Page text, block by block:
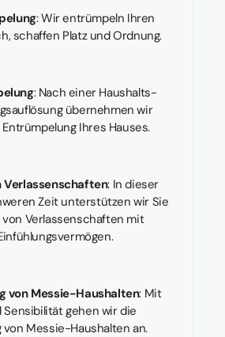
: Wir entrümpeln Ihren
schaffen Platz und Ordnung.
: Nach einer Haushalts-
übernehmen wir
Ihres Hauses.
Verlassenschaften: In dieser
Zeit unterstützen wir Sie
von Verlassenschaften mit
von Messie-Haushalten: Mit
Sensibilität gehen wir die
von Messie-Haushalten an.